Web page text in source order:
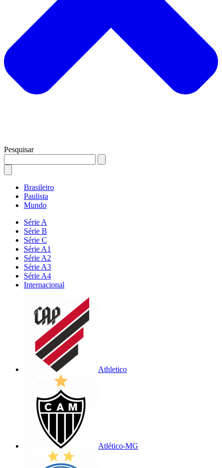
Pesquisar
Brasileiro
Paulista
Mundo
Série A
Série B
Série C
Série A1
Série A2
Série A3
Série A4
Internacional
Athletico
Atlético-MG